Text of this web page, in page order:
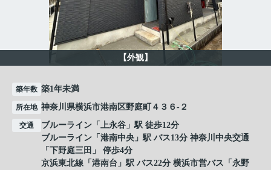
【外観】
築年数 築1年未満
所在地 神奈川県横浜市港南区野庭町４３６-２
交通 ブルーライン 「 上永谷 」駅 徒歩12分
ブルーライン 「 港南中央 」駅 バス13分 神奈川中央交通
「下野庭三田」 停歩4分
京浜東北線 「 港南台 」駅 バス22分 横浜市営バス「永野